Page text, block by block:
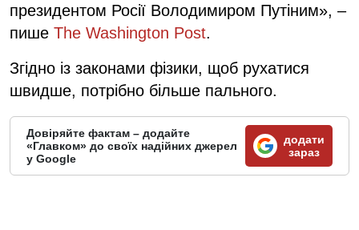
президентом Росії Володимиром Путіним», –
пише The Washington Post.
Згідно із законами фізики, щоб рухатися
швидше, потрібно більше пального.
Довіряйте фактам – додайте
«Главком» до своїх надійних джерел
у Google
додати
зараз